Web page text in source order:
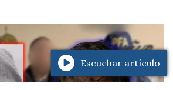
Escuchar artículo